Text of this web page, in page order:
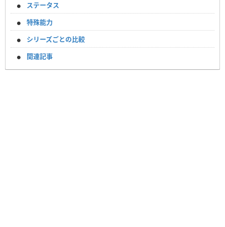
ステータス
特殊能力
シリーズごとの比較
関連記事